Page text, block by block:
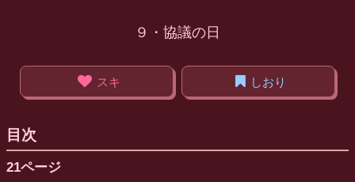
９・協議の日
スキ しおり
目次
21ページ